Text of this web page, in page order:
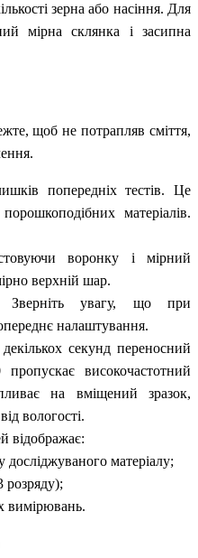
зерна або насіння. Для
мірна склянка і засипна
щоб не потрапляв сміття,
попередніх тестів. Це
матеріалів.
воронку і мірний
верхній шар.
Зверніть увагу, що при
налаштування.
секунд переносний
високочастотний
на вміщений зразок,
вологості.
відображає:
досліджуваного матеріалу;
розряду);
вимірювань.